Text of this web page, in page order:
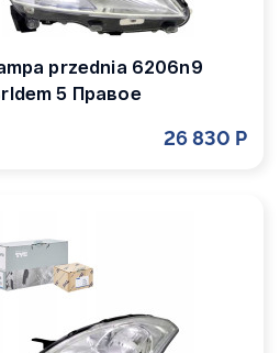
przednia 6206n9
5 Правое
26 830 Р